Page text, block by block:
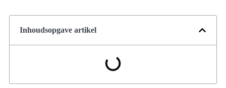
Inhoudsopgave artikel